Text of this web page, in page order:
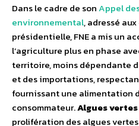
Dans le cadre de sonAppel
environnemental, adressé
présidentielle, FNE a mis un
l’agriculture plus en phase
territoire, moins dépendante
et des importations,
fournissant une alimentation
consommateur.Algues vertes
prolifération des algues